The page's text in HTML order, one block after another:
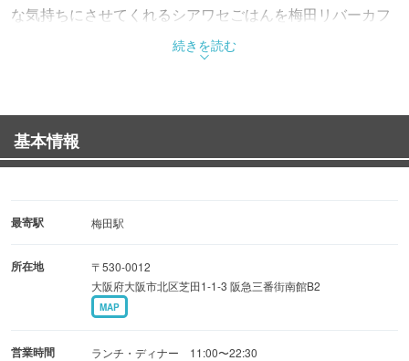
な気持ちにさせてくれるシアワセごはんを梅田リバーカフ
続きを読む
基本情報
最寄駅 梅田駅
所在地
〒530-0012
大阪府大阪市北区芝田1-1-3 阪急三番街南館B2
MAP
営業時間
ランチ・ディナー 11:00〜22:30